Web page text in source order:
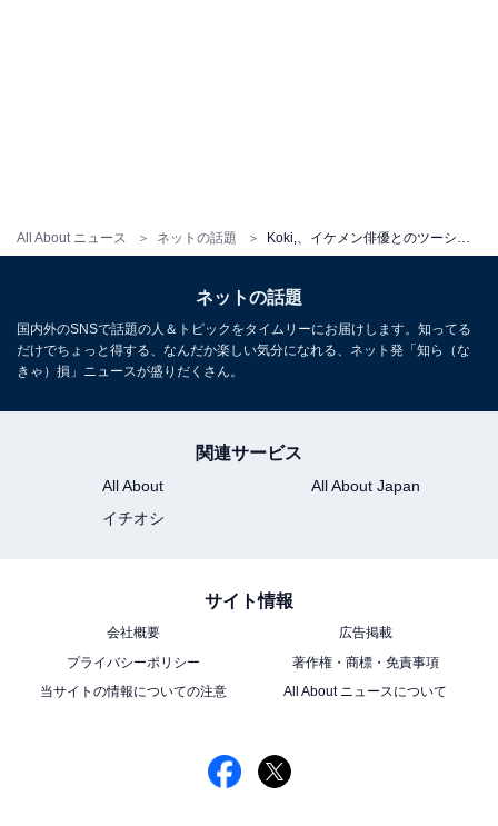
All About ニュース ネットの話題 Koki,、イケメン俳優とのツーショット公開！ 映画『TOUCH／タッチ』で共演。オフショットも披露
ネットの話題
国内外のSNSで話題の人＆トピックをタイムリーにお届けします。知ってる
だけでちょっと得する、なんだか楽しい気分になれる、ネット発「知ら（な
きゃ）損」ニュースが盛りだくさん。
関連サービス
All About
All About Japan
イチオシ
サイト情報
会社概要
広告掲載
プライバシーポリシー
著作権・商標・免責事項
当サイトの情報についての注意
All About ニュースについて